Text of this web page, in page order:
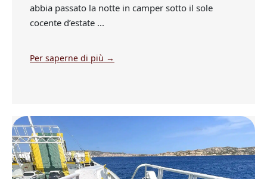
abbia passato la notte in camper sotto il sole
cocente d’estate ...
Per saperne di più →